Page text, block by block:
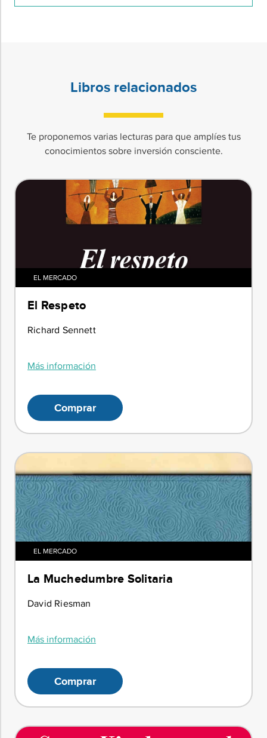
Libros relacionados
Te proponemos varias lecturas para que amplíes tus
conocimientos sobre inversión consciente.
EL MERCADO
El Respeto
Richard Sennett
Más información
Comprar
EL MERCADO
La Muchedumbre Solitaria
David Riesman
Más información
Comprar